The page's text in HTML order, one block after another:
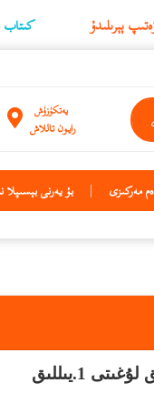
كىتاب
يەتكۈزۈش
رايون تاللاش
مەركىزى بۇ يەرنى بېسىپلا
1.يىللىق